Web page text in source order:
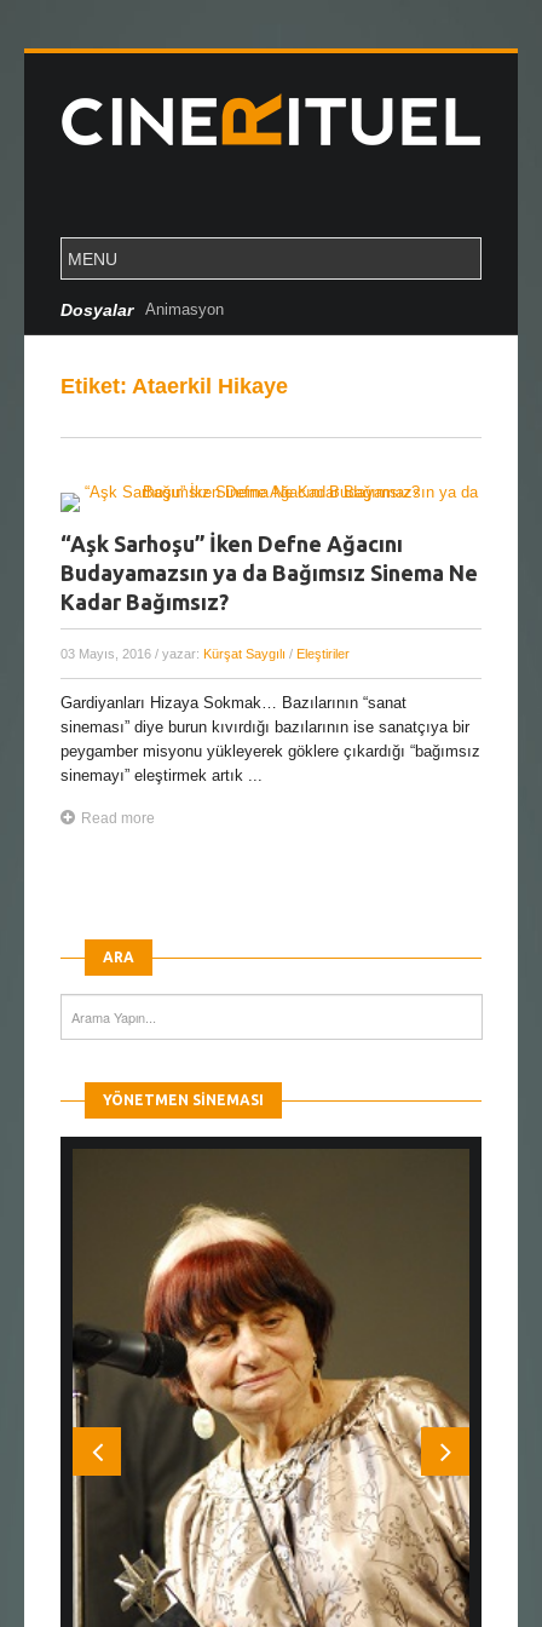
Dosyalar Animasyon
Etiket: Ataerkil Hikaye
“Aşk Sarhoşu” İken Defne Ağacını
Budayamazsın ya da Bağımsız Sinema Ne
Kadar Bağımsız?
03 Mayıs, 2016 / yazar: Kürşat Saygılı / Eleştiriler
Gardiyanları Hizaya Sokmak… Bazılarının “sanat
sineması” diye burun kıvırdığı bazılarının ise sanatçıya bir
peygamber misyonu yükleyerek göklere çıkardığı “bağımsız
sinemayı” eleştirmek artık ...
Read more
ARA
YÖNETMEN SINEMASI